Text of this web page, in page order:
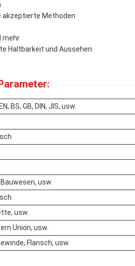
akzeptierte Methoden
mehr
Haltbarkeit und Aussehen
BS, GB, DIN, JIS, usw.
usw.
usw.
Union, usw.
Flansch, usw.